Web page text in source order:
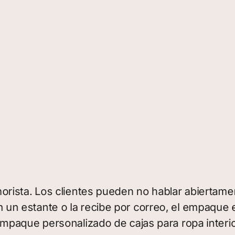
Los clientes pueden no hablar
estante o la recibe por correo, el empaque
personalizado de cajas para ropa